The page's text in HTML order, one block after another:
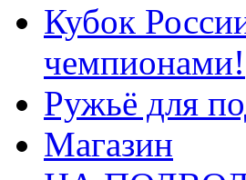
Кубок
чемпионами!
Ружьё для
Магазин